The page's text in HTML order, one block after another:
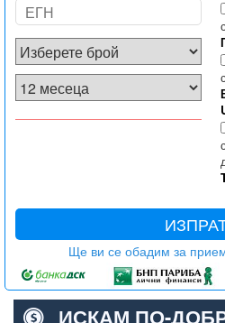
с
Ще ви се обадим за
ИСКАМ ПО-